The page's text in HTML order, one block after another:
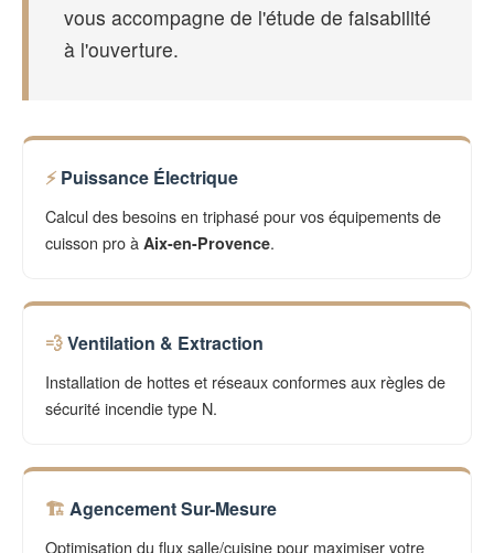
vous accompagne de l'étude de faisabilité
à l'ouverture.
Puissance Électrique
Calcul des besoins en triphasé pour vos équipements de
cuisson pro à Aix-en-Provence.
Ventilation & Extraction
Installation de hottes et réseaux conformes aux règles de
sécurité incendie type N.
Agencement Sur-Mesure
Optimisation du flux salle/cuisine pour maximiser votre